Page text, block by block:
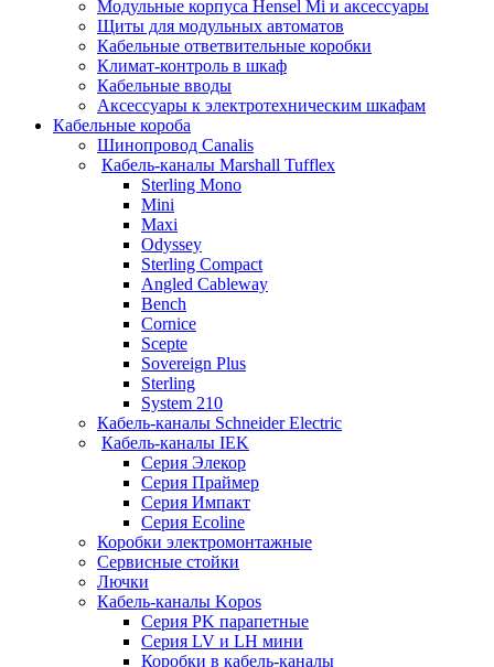
Модульные корпуса Hensel Mi и аксессуары
Щиты для модульных автоматов
Кабельные ответвительные коробки
Климат-контроль в шкаф
Кабельные вводы
Аксессуары к электротехническим шкафам
Кабельные короба
Шинопровод Canalis
Кабель-каналы Marshall Tufflex
Sterling Mono
Mini
Maxi
Odyssey
Sterling Compact
Angled Cableway
Bench
Cornice
Scepte
Sovereign Plus
Sterling
System 210
Кабель-каналы Schneider Electric
Кабель-каналы IEK
Серия Элекор
Серия Праймер
Серия Импакт
Серия Ecoline
Коробки электромонтажные
Сервисные стойки
Лючки
Кабель-каналы Kopos
Серия PK парапетные
Серия LV и LH мини
Коробки в кабель-каналы